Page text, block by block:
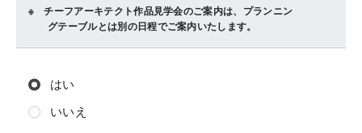
チーフアーキテクト作品見学会のご案内は、プランニン
グテーブルとは別の日程でご案内いたします。
はい
いいえ